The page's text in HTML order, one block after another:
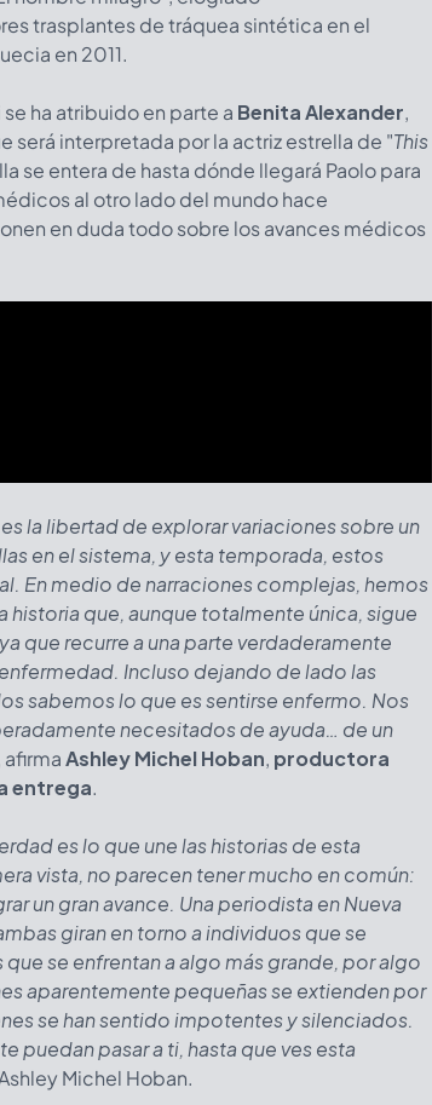
trasplantes de tráquea sintética en el
en 2011.
ha atribuido en parte a Benita Alexander,
será interpretada por la actriz estrella de "This
se entera de hasta dónde llegará Paolo para
al otro lado del mundo hace
en duda todo sobre los avances médicos
la libertad de explorar variaciones sobre un
en el sistema, y esta temporada, estos
En medio de narraciones complejas, hemos
historia que, aunque totalmente única, sigue
que recurre a una parte verdaderamente
Incluso dejando de lado las
sabemos lo que es sentirse enfermo. Nos
necesitados de ayuda… de un
afirmaAshley Michel Hoban, productora
entrega.
es lo que une las historias de esta
vista, no parecen tener mucho en común:
un gran avance. Una periodista en Nueva
giran en torno a individuos que se
se enfrentan a algo más grande, por algo
aparentemente pequeñas se extienden por
se han sentido impotentes y silenciados.
puedan pasar a ti, hasta que ves esta
Michel Hoban.